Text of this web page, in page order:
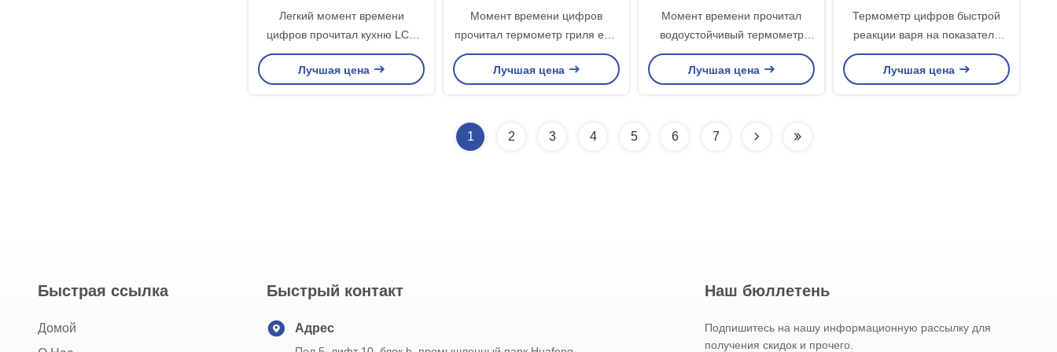
Легкий момент времени
цифров прочитал кухню LCD
цифров термометра конфеты
освещает контржурным светом
Лучшая цена
Момент времени цифров
прочитал термометр гриля еды
кухни термометра мяса зонда
Лучшая цена
Момент времени прочитал
водоустойчивый термометр
мяса с переключателем
Градуса Фаренгейта Градуса
Лучшая цена
Термометр цифров быстрой
реакции варя на показатель
166x62x23mm Макс минуты
варенья
Лучшая цена
1 2 3 4 5 6 7
Быстрая ссылка
Домой
Быстрый контакт
Адрес
Наш бюллетень
Подпишитесь на нашу информационную рассылку для
получения скидок и прочего.